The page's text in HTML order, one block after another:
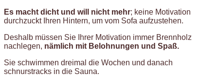
Es macht dicht und will nicht mehr; keine Motivation
durchzuckt Ihren Hintern, um vom Sofa aufzustehen.
Deshalb müssen Sie Ihrer Motivation immer Brennholz
nachlegen, nämlich mit Belohnungen und Spaß.
Sie schwimmen dreimal die Wochen und danach
schnurstracks in die Sauna.